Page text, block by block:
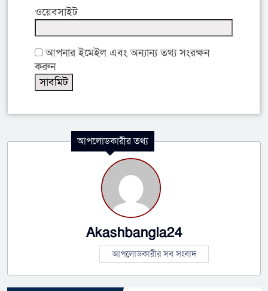
ওয়েবসাইট
আপনার ইমেইল এবং অন্যান্য তথ্য সংরক্ষন
করুন
আপলোডকারীর তথ্য
Akashbangla24
আপলোডকারীর সব সংবাদ